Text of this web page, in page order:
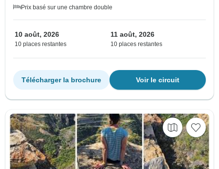
Prix basé sur une chambre double
10 août, 2026
10 places restantes
11 août, 2026
10 places restantes
Voir le circuit
Télécharger la brochure